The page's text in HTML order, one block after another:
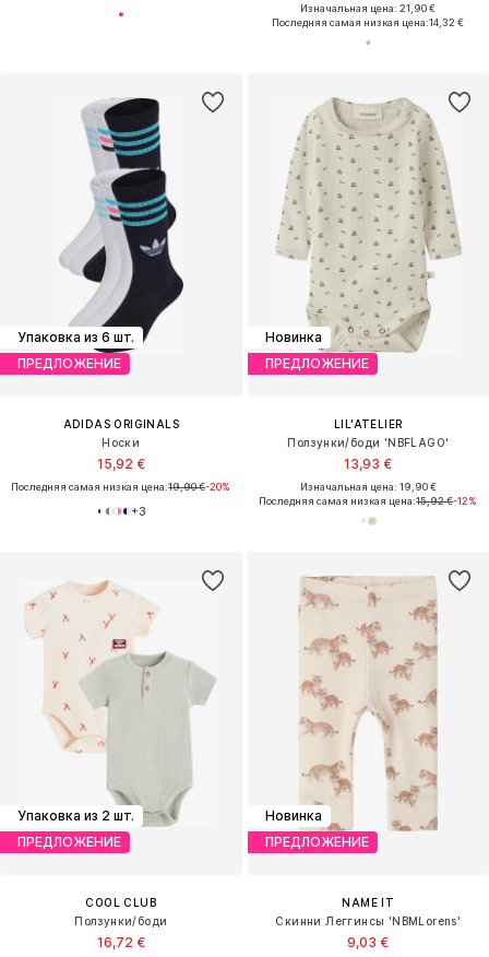
Изначальная цена: 21,90 €
Последняя самая низкая цена:14,32 €
Упаковка из 6 шт.
ПРЕДЛОЖЕНИЕ
ADIDAS ORIGINALS
Носки
15,92 €
Последняя самая низкая цена:19,90 €-20%
+3
Новинка
ПРЕДЛОЖЕНИЕ
LIL'ATELIER
Ползунки/боди 'NBFLAGO'
13,93 €
Изначальная цена: 19,90 €
Последняя самая низкая цена:15,92 €-12%
Упаковка из 2 шт.
ПРЕДЛОЖЕНИЕ
COOL CLUB
Ползунки/боди
16,72 €
Новинка
ПРЕДЛОЖЕНИЕ
NAME IT
Скинни Леггинсы 'NBMLorens'
9,03 €